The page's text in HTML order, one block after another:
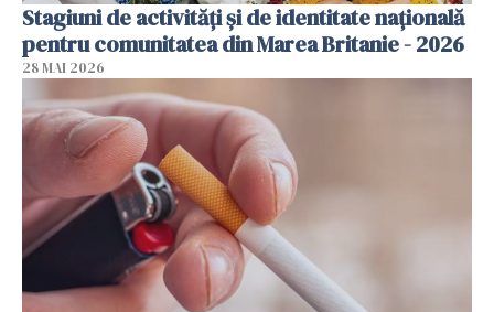
Stagiuni de activități și de identitate națională
pentru comunitatea din Marea Britanie - 2026
28 MAI 2026